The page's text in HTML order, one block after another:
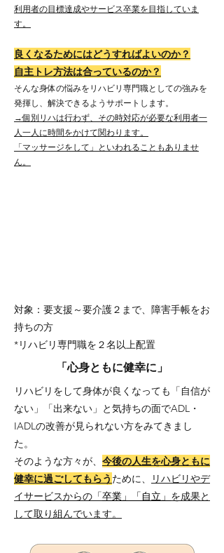
利用者の目標達成やサービス卒業を目指していま
す。
良くなるためにはどうすればよいのか？
自主トレ方法は合っているのか？
そんな身体の悩みをリハビリ専門職としての強みを
発揮し、解決できるようサポートします。
→個別リハは行わず、その時対応が必要な利用者一
人一人に時間をかけて関わります。
「マッサージをして」といわれることもありませ
ん。
対象：要支援～要介護２まで、障害手帳をお
持ちの方
*リハビリ専門職を２名以上配置
「心身ともに健幸に」
リハビリをして身体が良くなっても「自信が
ない」「出来ない」と気持ちの面でADL・
IADLの改善が見られない方をみてきまし
た。
そのような方々が、 今後の人生を心身ともに
健幸に過ごしてもらう ために、
リハビリやデ
イサービスからの「卒業」「自立」 を成果と
して取り組んでいます。